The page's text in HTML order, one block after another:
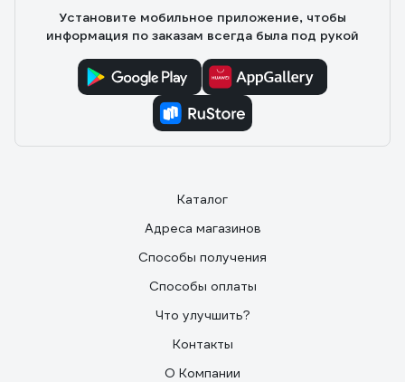
Установите мобильное приложение, чтобы
информация по заказам всегда была под рукой
Каталог
Адреса магазинов
Способы получения
Способы оплаты
Что улучшить?
Контакты
О Компании